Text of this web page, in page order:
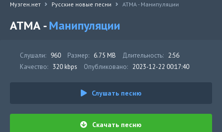
Музген.нет Русские новые песни АТМА - Манипуляции
АТМА -Манипуляции
Слушали: 960 Размер: 6.75 MB Длительность: 2:56
Качество: 320 kbps Опубликовано: 2023-12-22 00:17:40
Слушать песню
Скачать песню